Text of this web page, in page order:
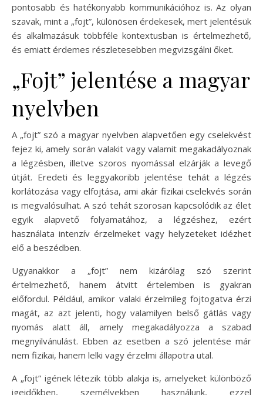
pontosabb és hatékonyabb kommunikációhoz is. Az olyan
szavak, mint a „fojt”, különösen érdekesek, mert jelentésük
és alkalmazásuk többféle kontextusban is értelmezhető,
és emiatt érdemes részletesebben megvizsgálni őket.
„Fojt” jelentése a magyar
nyelvben
A „fojt” szó a magyar nyelvben alapvetően egy cselekvést
fejez ki, amely során valakit vagy valamit megakadályoznak
a légzésben, illetve szoros nyomással elzárják a levegő
útját. Eredeti és leggyakoribb jelentése tehát a légzés
korlátozása vagy elfojtása, ami akár fizikai cselekvés során
is megvalósulhat. A szó tehát szorosan kapcsolódik az élet
egyik alapvető folyamatához, a légzéshez, ezért
használata intenzív érzelmeket vagy helyzeteket idézhet
elő a beszédben.
Ugyanakkor a „fojt” nem kizárólag szó szerint
értelmezhető, hanem átvitt értelemben is gyakran
előfordul. Például, amikor valaki érzelmileg fojtogatva érzi
magát, az azt jelenti, hogy valamilyen belső gátlás vagy
nyomás alatt áll, amely megakadályozza a szabad
megnyilvánulást. Ebben az esetben a szó jelentése már
nem fizikai, hanem lelki vagy érzelmi állapotra utal.
A „fojt” igének létezik több alakja is, amelyeket különböző
igeidőkben, személyekben használunk, ezzel